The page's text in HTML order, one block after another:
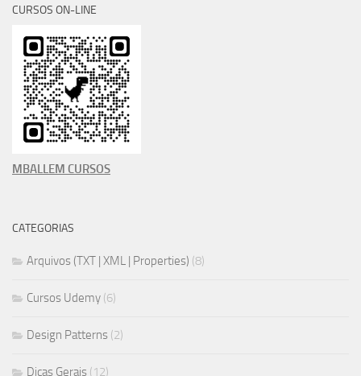
CURSOS ON-LINE
MBALLEM CURSOS
CATEGORIAS
Arquivos (TXT | XML | Properties) (8)
Cursos Udemy (6)
Design Patterns (2)
Dicas Gerais (12)